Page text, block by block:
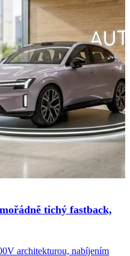
tichý fastback,
architekturou, nabíjením